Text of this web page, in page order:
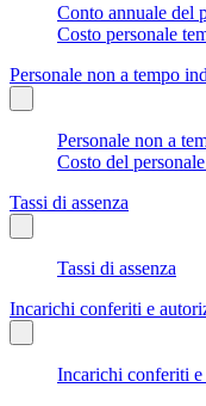
Conto annuale del
Costo personale
Personale non a tempo
Personale non a
Costo del
Tassi di assenza
Tassi di assenza
Incarichi conferiti e
Incarichi conferiti